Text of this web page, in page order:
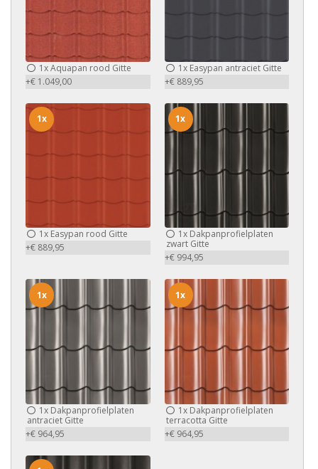
1xAquapan rood Gitte
+€ 1.049,00
1xEasypan antraciet Gitte
+€ 889,95
1x Easypan rood Gitte
+€ 889,95
1x
1xDakpanprofielplaten
zwart Gitte
+€ 994,95
1x
1x Dakpanprofielplaten
antraciet Gitte
+€ 964,95
1x
1xDakpanprofielplaten
terracotta Gitte
+€ 964,95
1x